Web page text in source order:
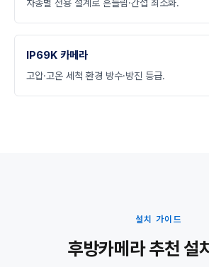
차종별 전용 설계로 흔들림·간섭 최소화.
IP69K 카메라
고압·고온 세척 환경 방수·방진 등급.
설치 가이드
후방카메라 추천 설